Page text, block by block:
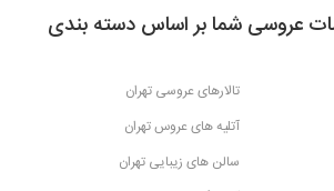
عروسی شما بر اساس دسته بندی
تالارهای عروسی تهران
آتلیه های عروس تهران
سالن های زیبایی تهران